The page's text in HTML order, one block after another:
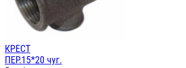
КРЕСТ
ПЕР.15*20 чуг.